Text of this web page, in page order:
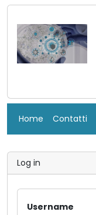
Home Contatti
Log in
Username